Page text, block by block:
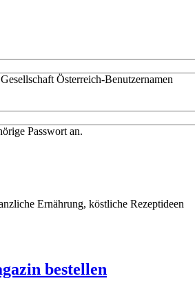
Österreich-Benutzernamen
Passwort an.
Ernährung, köstliche Rezeptideen
bestellen